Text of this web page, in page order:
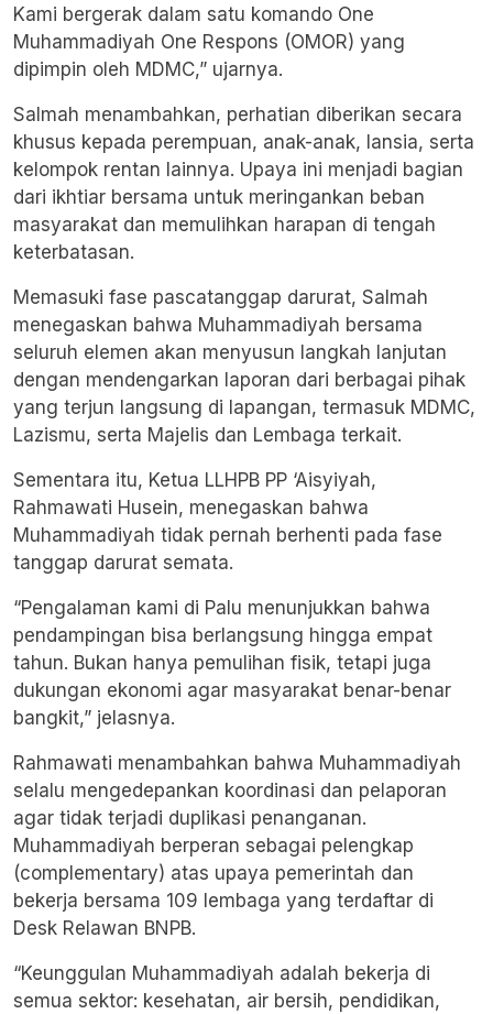
Kami bergerak dalam satu komando One
Muhammadiyah One Respons (OMOR) yang
dipimpin oleh MDMC,” ujarnya.
Salmah menambahkan, perhatian diberikan secara
khusus kepada perempuan, anak-anak, lansia, serta
kelompok rentan lainnya. Upaya ini menjadi bagian
dari ikhtiar bersama untuk meringankan beban
masyarakat dan memulihkan harapan di tengah
keterbatasan.
Memasuki fase pascatanggap darurat, Salmah
menegaskan bahwa Muhammadiyah bersama
seluruh elemen akan menyusun langkah lanjutan
dengan mendengarkan laporan dari berbagai pihak
yang terjun langsung di lapangan, termasuk MDMC,
Lazismu, serta Majelis dan Lembaga terkait.
Sementara itu, Ketua LLHPB PP ‘Aisyiyah,
Rahmawati Husein, menegaskan bahwa
Muhammadiyah tidak pernah berhenti pada fase
tanggap darurat semata.
“Pengalaman kami di Palu menunjukkan bahwa
pendampingan bisa berlangsung hingga empat
tahun. Bukan hanya pemulihan fisik, tetapi juga
dukungan ekonomi agar masyarakat benar-benar
bangkit,” jelasnya.
Rahmawati menambahkan bahwa Muhammadiyah
selalu mengedepankan koordinasi dan pelaporan
agar tidak terjadi duplikasi penanganan.
Muhammadiyah berperan sebagai pelengkap
(complementary) atas upaya pemerintah dan
bekerja bersama 109 lembaga yang terdaftar di
Desk Relawan BNPB.
“Keunggulan Muhammadiyah adalah bekerja di
semua sektor: kesehatan, air bersih, pendidikan,